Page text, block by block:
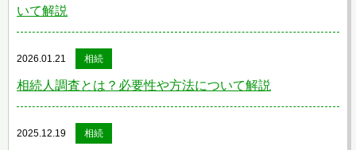
いて解説
2026.01.21 相続
相続人調査とは？必要性や方法について解説
2025.12.19 相続